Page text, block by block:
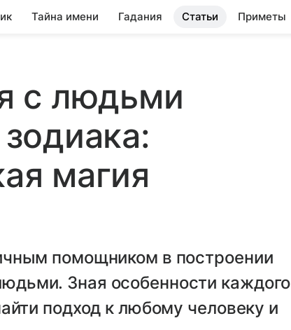
Тайна имени Гадания Статьи Приметы
с людьми
магия
помощником в построении
Зная особенности каждого
подход к любому человеку и